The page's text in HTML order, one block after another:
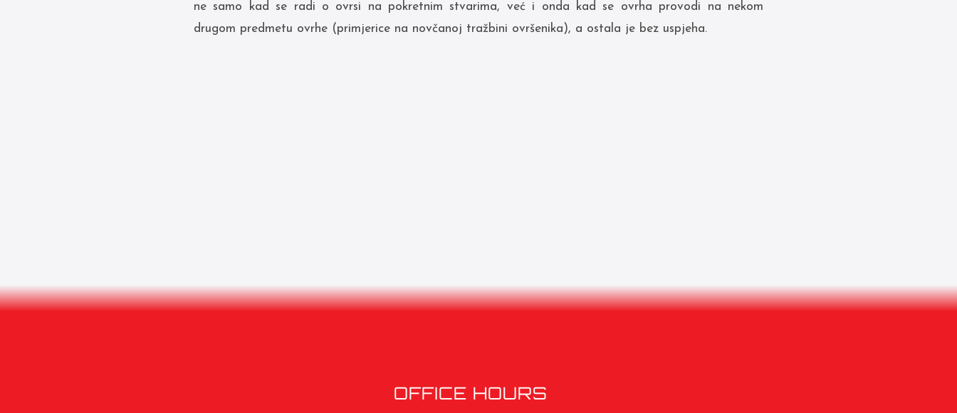
ne samo kad se radi o ovrsi na pokretnim stvarima, već i onda kad se ovrha provodi na nekom
drugom predmetu ovrhe (primjerice na novčanoj tražbini ovršenika), a ostala je bez uspjeha.
OFFICE HOURS